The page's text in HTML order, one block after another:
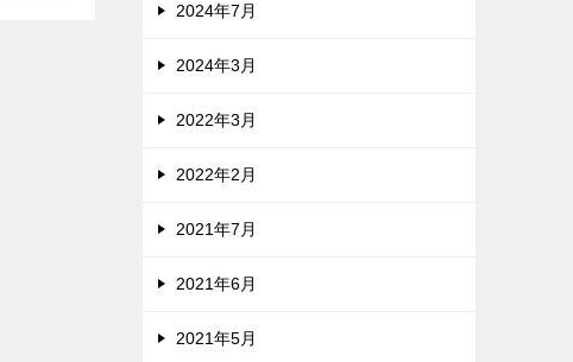
2024年7月
2024年3月
2022年3月
2022年2月
2021年7月
2021年6月
2021年5月